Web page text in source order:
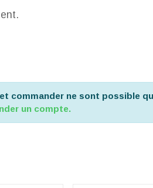
commander ne sont possible
un compte.